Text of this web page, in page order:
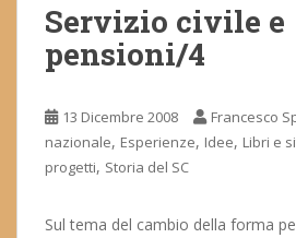
Servizio civile e
pensioni/4
13 Dicembre 2008 Francesco
nazionale, Esperienze, Idee, Libri e
progetti, Storia del SC
Sul tema del cambio della forma